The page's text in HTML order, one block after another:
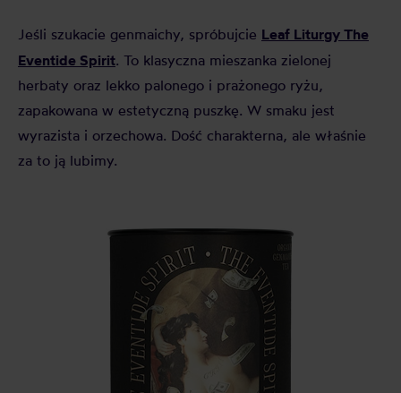
Jeśli szukacie genmaichy, spróbujcie Leaf Liturgy The
Eventide Spirit. To klasyczna mieszanka zielonej
herbaty oraz lekko palonego i prażonego ryżu,
zapakowana w estetyczną puszkę. W smaku jest
wyrazista i orzechowa. Dość charakterna, ale właśnie
za to ją lubimy.